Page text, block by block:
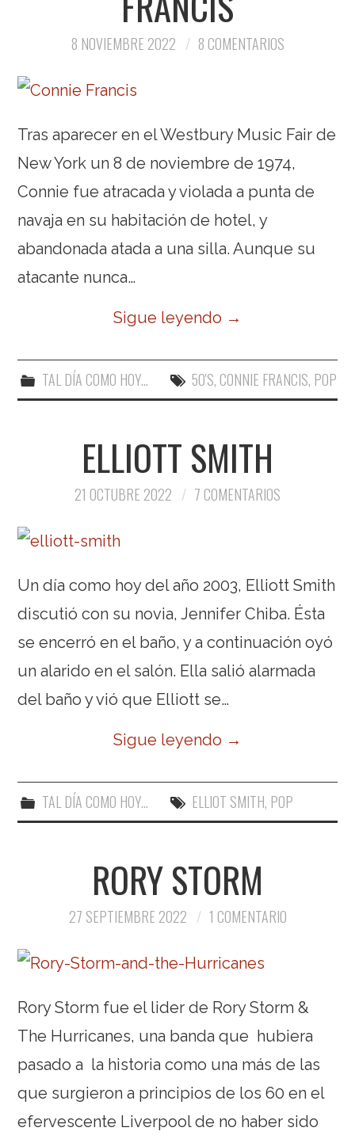
8 NOVIEMBRE 2022 8 COMENTARIOS
Tras aparecer en el Westbury Music Fair de
New York un 8 de noviembre de 1974,
Connie fue atracada y violada a punta de
navaja en su habitación de hotel, y
abandonada atada a una silla. Aunque su
atacante nunca…
Sigue leyendo →
TAL DÍA COMO HOY... 50'S, CONNIE FRANCIS, POP
ELLIOTT SMITH
21 OCTUBRE 2022 7 COMENTARIOS
Un día como hoy del año 2003, Elliott Smith
discutió con su novia, Jennifer Chiba. Ésta
se encerró en el baño, y a continuación oyó
un alarido en el salón. Ella salió alarmada
del baño y vió que Elliott se…
Sigue leyendo →
TAL DÍA COMO HOY... ELLIOT SMITH, POP
RORY STORM
27 SEPTIEMBRE 2022 1 COMENTARIO
Rory Storm fue el lider de Rory Storm &
The Hurricanes, una banda que hubiera
pasado a la historia como una más de las
que surgieron a principios de los 60 en el
efervescente Liverpool de no haber sido